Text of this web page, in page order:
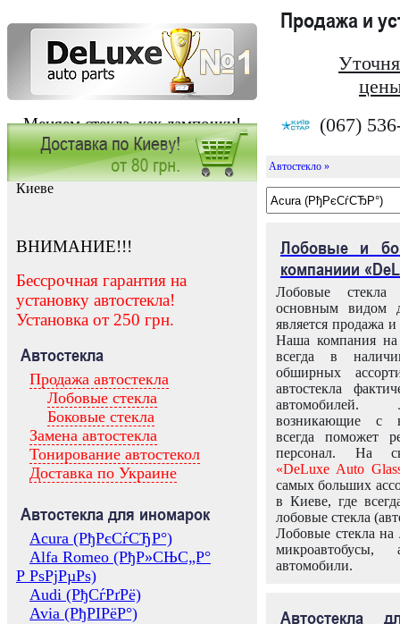
Меняем стекла, как лампочки!
Продажа и
(067)
Заказать установку автостекла в
Киеве
ВНИМАНИЕ!!!
Бессрочная гарантия на
установку автостекла!
Установка от 250 грн.
Автостекла
Продажа автостекла
Лобовые стекла
Боковые стекла
Замена автостекла
Тонирование автостекол
Доставка по Украине
Автостекла для иномарок
Acura (РђРєСѓСЂР°)
Alfa Romeo (РђР»СЊС„Р°
Р РѕРјРµРѕ)
Audi (РђСѓРґРё)
Avia (РђРІРёР°)
Автостекло »
Лобовые и
компаниии
Лобовые
основным видом
является продажа и
Наша компания на
всегда в
обширных
автостекла
возникающие с
всегда поможет
персонал. На
«DeLuxe Auto
самых больших
в Киеве, где
лобовые стекла
Лобовые стекла на
микроавтобусы,
автомобили.
Автостекла